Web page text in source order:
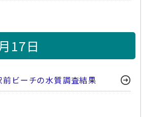
17日
ビーチの水質調査結果